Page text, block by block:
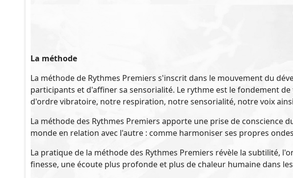
La méthode
La méthode de Rythmes Premiers s'inscrit dans le mouvement du
participants et d'affiner sa sensorialité. Le rythme est le fondement
d'ordre vibratoire, notre respiration, notre sensorialité, notre voix
La méthode des Rythmes Premiers apporte une prise de conscience
monde en relation avec l'autre : comme harmoniser ses propres
La pratique de la méthode des Rythmes Premiers révèle la subtilité,
finesse, une écoute plus profonde et plus de chaleur humaine dans